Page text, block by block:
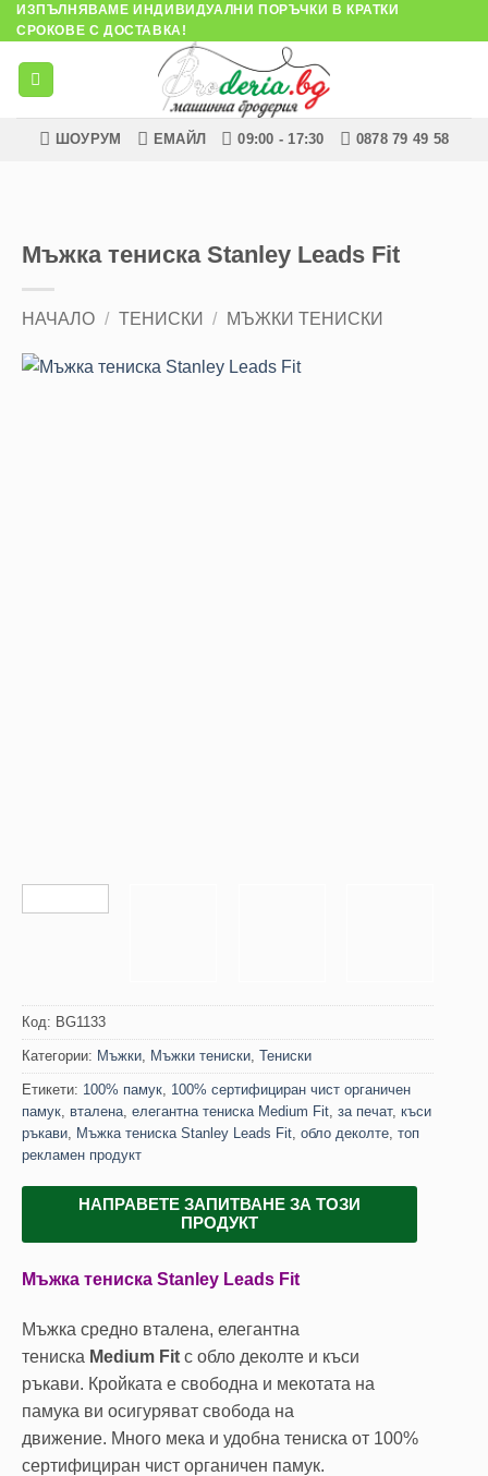
Skip
to
content
ИЗПЪЛНЯВАМЕ ИНДИВИДУАЛНИ ПОРЪЧКИ В КРАТКИ
СРОКОВЕ С ДОСТАВКА!
ШОУРУМ ЕМАЙЛ 09:00 - 17:30 0878 79 49 58
Мъжка тениска Stanley Leads Fit
НАЧАЛО / ТЕНИСКИ / МЪЖКИ ТЕНИСКИ
Код: BG1133
Категории: Мъжки, Мъжки тениски, Тениски
Етикети: 100% памук, 100% сертифициран чист органичен
памук, вталена, елегантна тениска Medium Fit, за печат, къси
ръкави, Мъжка тениска Stanley Leads Fit, обло деколте, топ
рекламен продукт
НАПРАВЕТЕ ЗАПИТВАНЕ ЗА ТОЗИ
ПРОДУКТ
Мъжка тениска Stanley Leads Fit
Мъжка средно вталена, елегантна
тениска Medium Fit с обло деколте и къси
ръкави. Кройката е свободна и мекотата на
памука ви осигуряват свобода на
движение. Много мека и удобна тениска от 100%
сертифициран чист органичен памук.